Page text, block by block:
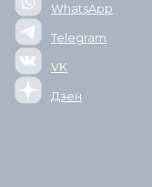
WhatsApp
Telegram
VK
Дзен